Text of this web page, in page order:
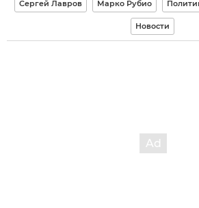
Сергей Лавров Марко Рубио
Новости